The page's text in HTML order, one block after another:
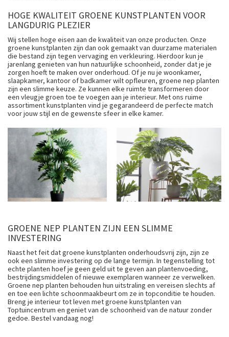
HOGE KWALITEIT GROENE KUNSTPLANTEN VOOR
LANGDURIG PLEZIER
Wij stellen hoge eisen aan de kwaliteit van onze producten. Onze
groene kunstplanten zijn dan ook gemaakt van duurzame materialen
die bestand zijn tegen vervaging en verkleuring. Hierdoor kun je
jarenlang genieten van hun natuurlijke schoonheid, zonder dat je je
zorgen hoeft te maken over onderhoud. Of je nu je woonkamer,
slaapkamer, kantoor of badkamer wilt opfleuren, groene nep planten
zijn een slimme keuze. Ze kunnen elke ruimte transformeren door
een vleugje groen toe te voegen aan je interieur. Met ons ruime
assortiment kunstplanten vind je gegarandeerd de perfecte match
voor jouw stijl en de gewenste sfeer in elke kamer.
GROENE NEP PLANTEN ZIJN EEN SLIMME
INVESTERING
Naast het feit dat groene kunstplanten onderhoudsvrij zijn, zijn ze
ook een slimme investering op de lange termijn. In tegenstelling tot
echte planten hoef je geen geld uit te geven aan plantenvoeding,
bestrijdingsmiddelen of nieuwe exemplaren wanneer ze verwelken.
Groene nep planten behouden hun uitstraling en vereisen slechts af
en toe een lichte schoonmaakbeurt om ze in topconditie te houden.
Breng je interieur tot leven met groene kunstplanten van
Toptuincentrum en geniet van de schoonheid van de natuur zonder
gedoe. Bestel vandaag nog!